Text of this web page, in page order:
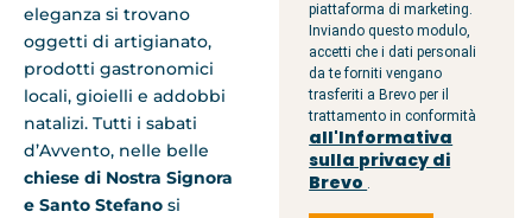
eleganza si trovano
oggetti di artigianato,
prodotti gastronomici
locali, gioielli e addobbi
natalizi. Tutti i sabati
d’Avvento, nelle belle
chiese di Nostra Signora
e Santo Stefano si
piattaforma di marketing.
Inviando questo modulo,
accetti che i dati personali
da te forniti vengano
trasferiti a Brevo per il
trattamento in conformità
all'Informativa
sulla privacy di
Brevo .